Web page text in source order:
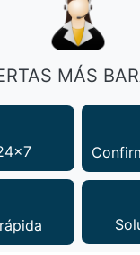
buscas
un anuncio
te cobra por
: En México City
: Piden pago por
: Usa solo el
MÁS